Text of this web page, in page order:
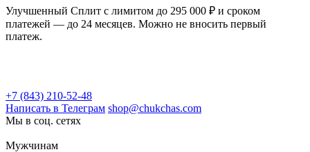
Улучшенный Сплит с лимитом до 295 000 ₽ и сроком
платежей — до 24 месяцев. Можно не вносить первый
платеж.
+7 (843) 210-52-48
Написать в Телеграм shop@chukchas.com
Мы в соц. сетях
Мужчинам